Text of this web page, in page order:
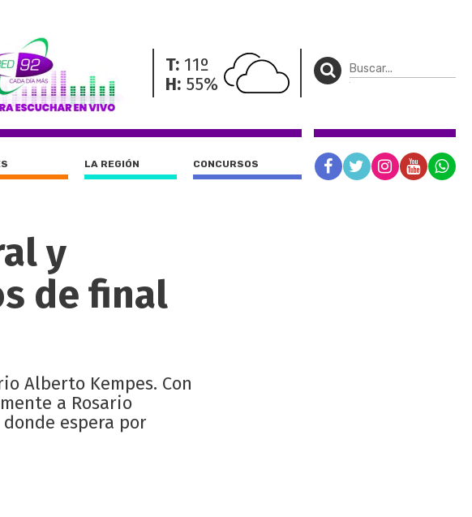
T: 11º
H: 55%
LA REGIÓN CONCURSOS
y
de final
Alberto Kempes. Con
a Rosario
espera por